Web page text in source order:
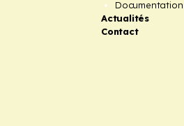
Documentation
Actualités
Contact